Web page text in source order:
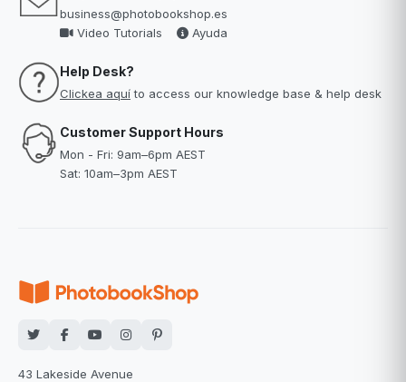
business@photobookshop.es
Video Tutorials
Ayuda
Help Desk?
Clickea aquíto access our knowledge base & help desk
Customer Support Hours
Mon - Fri: 9am–6pm AEST
Sat: 10am–3pm AEST
43 Lakeside Avenue